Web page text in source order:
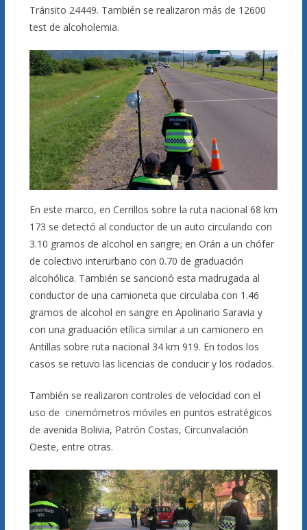
Tránsito 24449. También se realizaron más de 12600
test de alcoholemia.
En este marco, en Cerrillos sobre la ruta nacional 68 km
173 se detectó al conductor de un auto circulando con
3.10 gramos de alcohol en sangre; en Orán a un chófer
de colectivo interurbano con 0.70 de graduación
alcohólica. También se sancionó esta madrugada al
conductor de una camioneta que circulaba con 1.46
gramos de alcohol en sangre en Apolinario Saravia y
con una graduación etílica similar a un camionero en
Antillas sobre ruta nacional 34 km 919. En todos los
casos se retuvo las licencias de conducir y los rodados.
También se realizaron controles de velocidad con el
uso de cinemómetros móviles en puntos estratégicos
de avenida Bolivia, Patrón Costas, Circunvalación
Oeste, entre otras.